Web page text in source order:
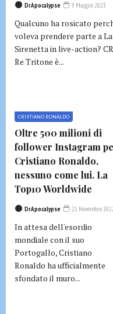
DrApocalypse 9 Maggio 2023
Qualcuno ha rosicato
voleva prendere parte a La
Sirenetta in live-action?
Re Tritone è...
CRISTIANO RONALDO
Oltre 500 milioni di
follower Instagram
Cristiano Ronaldo,
nessuno come lui. La
Top10 Worldwide
DrApocalypse 21 Novembre
In attesa dell'esordio
mondiale con il suo
Portogallo, Cristiano
Ronaldo ha ufficialmente
sfondato il muro...